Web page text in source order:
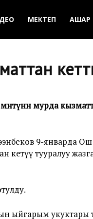
МЕКТЕП АШАР
мурда
9-январда Ош
кетүү тууралуу
ыйгарым укуктары